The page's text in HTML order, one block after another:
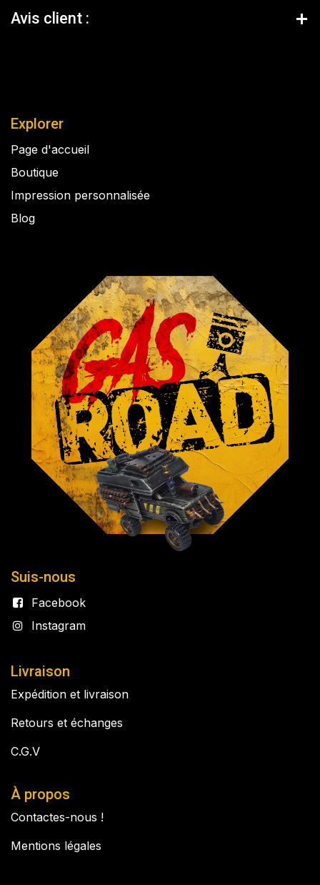
Avis client :
Explorer
Page d'accueil
Boutique
Impression personnalisée
Blog
Suis-nous
Facebook
Instagram
Livraison
Expédition et livraison
Retours et échanges
C.G.V
À propos
Contactes-nous !
Mentions légales